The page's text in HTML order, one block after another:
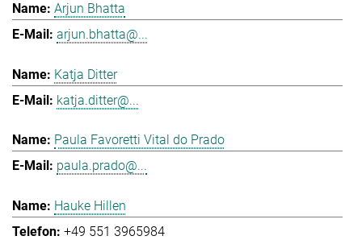
Arjun Bhatta
arjun.bhatta@...
Katja Ditter
katja.ditter@...
Paula Favoretti Vital do Prado
paula.prado@...
Hauke Hillen
+49 551 3965984